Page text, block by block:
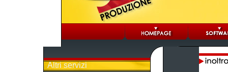
Altri servizi